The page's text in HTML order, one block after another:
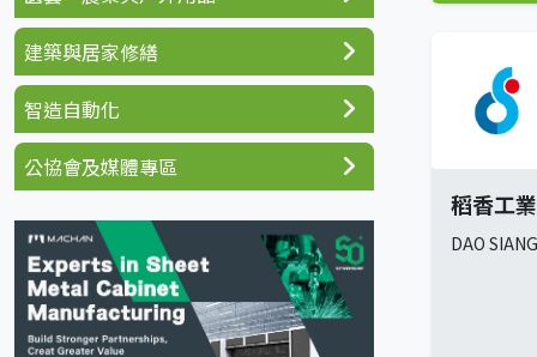
稻香工
DAO
建築與居家修繕
智造自動化
公協會及媒體專區